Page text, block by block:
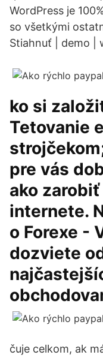
WordPress je
so všetkými
Stiahnuť | demo |
ko si
Tetovanie
pre vás
ako
internete.
o Forexe -
dozviete
čuje celkom, ak